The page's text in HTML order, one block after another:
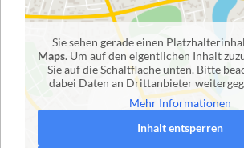
Sie sehen gerade einen
Maps. Um auf den eigentlichen Inhalt
Sie auf die Schaltfläche unten. Bitte
dabei Daten an Drittanbieter
Mehr Informationen
Inhalt entsperren